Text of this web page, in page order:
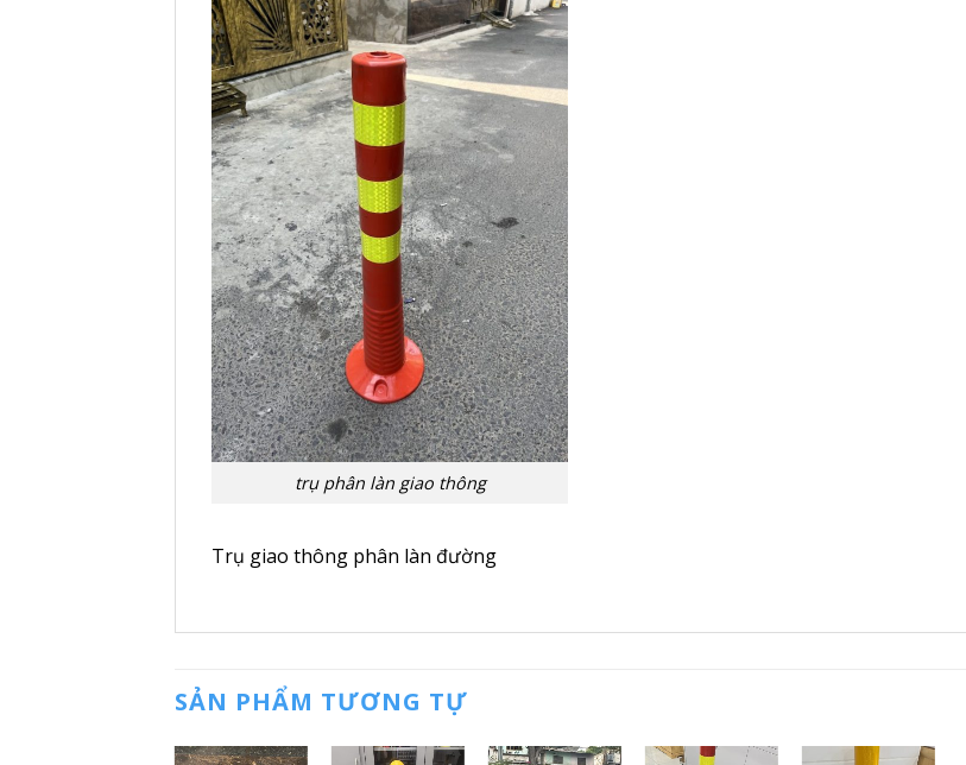
trụ phân làn giao thông
Trụ giao thông phân làn đường
SẢN PHẨM TƯƠNG TỰ